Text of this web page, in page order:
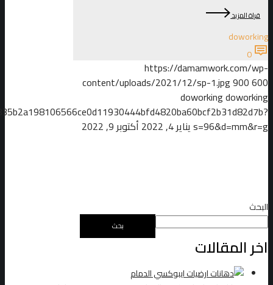
قراة المزيد
doworking
0
https://damamwork.com/wp-
content/uploads/2021/12/sp-1.jpg900600
doworkingdoworking
s=96&d=mm&r=gيناير 4, 2022 أكتوبر 9, 2022
البحث
بحث
اخر المقالات